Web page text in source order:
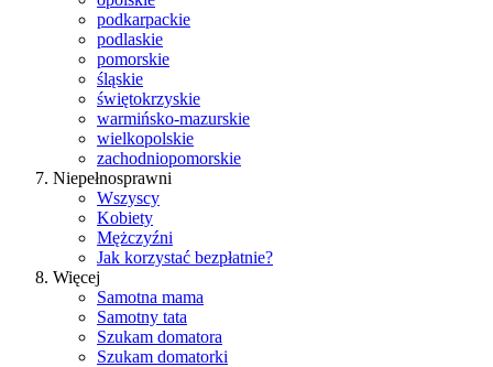
podkarpackie
podlaskie
pomorskie
śląskie
świętokrzyskie
warmińsko-mazurskie
wielkopolskie
zachodniopomorskie
Niepełnosprawni
Wszyscy
Kobiety
Mężczyźni
Jak korzystać bezpłatnie?
Więcej
Samotna mama
Samotny tata
Szukam domatora
Szukam domatorki